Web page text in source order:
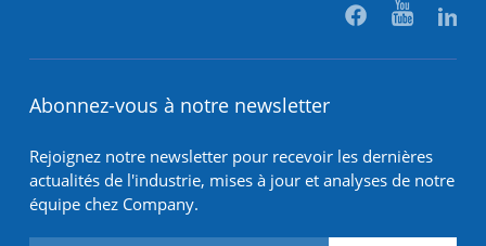
Abonnez-vous à notre newsletter
Rejoignez notre newsletter pour recevoir les dernières
actualités de l'industrie, mises à jour et analyses de notre
équipe chez Company.